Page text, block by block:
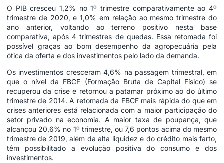
O PIB cresceu 1,2% no 1º trimestre comparativamente ao 4º
trimestre de 2020, e 1,0% em relação ao mesmo trimestre do
ano anterior, voltando ao terreno positivo nesta base
comparativa, após 4 trimestres de quedas. Essa retomada foi
possível graças ao bom desempenho da agropecuária pela
ótica da oferta e dos investimentos pelo lado da demanda.
Os investimentos cresceram 4,6% na passagem trimestral, em
que o nível da FBCF (Formação Bruta de Capital Físico) se
recuperou da crise e retornou a patamar próximo ao do último
trimestre de 2014. A retomada da FBCF mais rápida do que em
crises anteriores está relacionada com a maior participação do
setor privado na economia. A maior taxa de poupança, que
alcançou 20,6% no 1º trimestre, ou 7,6 pontos acima do mesmo
trimestre de 2019, além da alta liquidez e do crédito mais farto,
têm possibilitado a evolução positiva do consumo e dos
investimentos.